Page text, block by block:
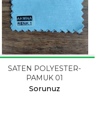
SATEN POLYESTER-
PAMUK 01
Sorunuz